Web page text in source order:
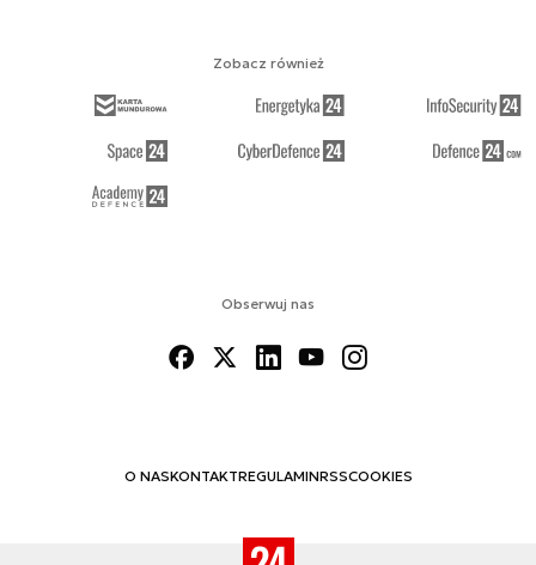
Obserwuj nas
O NASKONTAKTREGULAMINRSSCOOKIES
Zobacz również